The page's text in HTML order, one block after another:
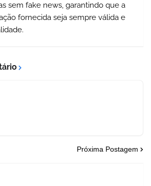
sem fake news, garantindo que a
fornecida seja sempre válida e
Próxima Postagem